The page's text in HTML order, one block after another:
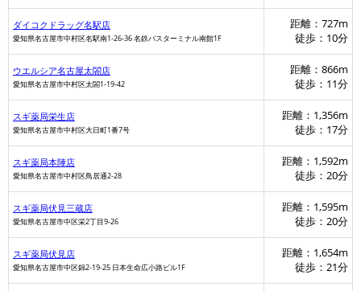
ダイコクドラッグ
ウエルシア
ダイコクドラッグ名駅店
愛知県名古屋市中村区名駅南1-26-36 名鉄バスターミナル南館1F
距離：727m
徒歩：10分
ウエルシア名古屋太閤店
愛知県名古屋市中村区太閤1-19-42
距離：866m
徒歩：11分
スギ薬局栄生店
愛知県名古屋市中村区大日町1番7号
距離：1,356m
徒歩：17分
スギ薬局本陣店
愛知県名古屋市中村区鳥居通2-28
距離：1,592m
徒歩：20分
スギ薬局伏見三蔵店
愛知県名古屋市中区栄2丁目9-26
距離：1,595m
徒歩：20分
スギ薬局伏見店
愛知県名古屋市中区錦2-19-25 日本生命広小路ビル1F
距離：1,654m
徒歩：21分